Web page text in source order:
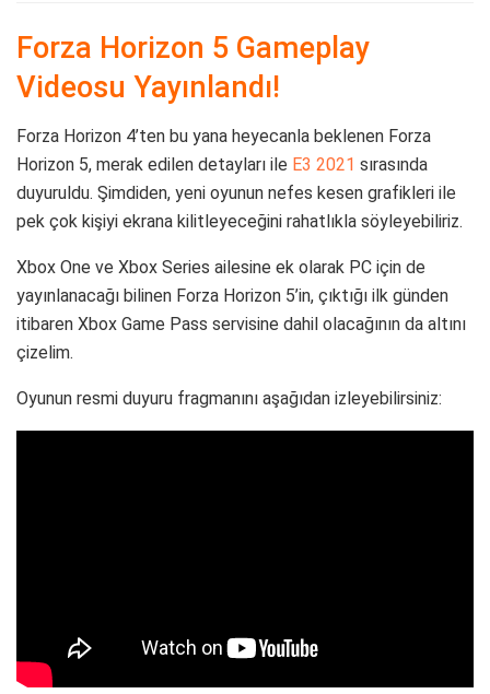
Forza Horizon 5 Gameplay
Videosu Yayınlandı!
Forza Horizon 4’ten bu yana heyecanla beklenen Forza
Horizon 5, merak edilen detayları ile E3 2021 sırasında
duyuruldu. Şimdiden, yeni oyunun nefes kesen grafikleri ile
pek çok kişiyi ekrana kilitleyeceğini rahatlıkla söyleyebiliriz.
Xbox One ve Xbox Series ailesine ek olarak PC için de
yayınlanacağı bilinen Forza Horizon 5’in, çıktığı ilk günden
itibaren Xbox Game Pass servisine dahil olacağının da altını
çizelim.
Oyunun resmi duyuru fragmanını aşağıdan izleyebilirsiniz: